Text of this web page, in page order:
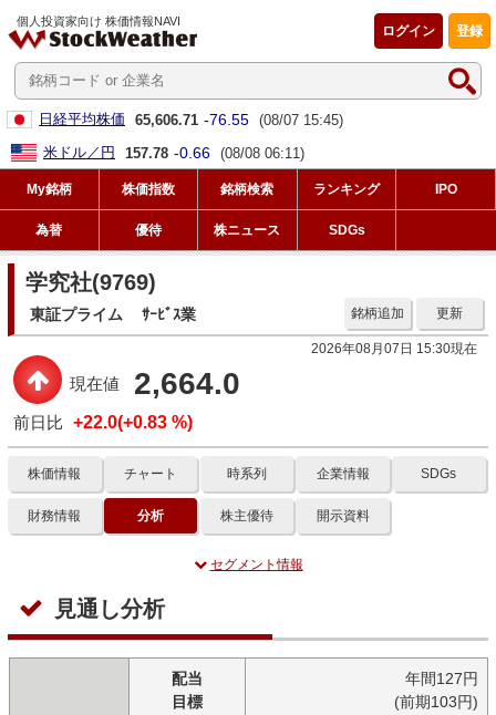
個人投資家向け 株価情報NAVI
登録
ログイン
日経平均株価 65,606.71 -76.55 (08/07 15:45)
米ドル／円
157.78 -0.66 (08/08 06:11)
My銘柄 株価指数 銘柄検索 ランキング IPO
為替 優待 株ニュース SDGs
学究社(9769)
東証プライム ｻｰﾋﾞｽ業 更新
銘柄追加
2026年08月07日 15:30現在
現在値 2,664.0
前日比 +22.0(+0.83 %)
株価情報 チャート 時系列 企業情報 SDGs
財務情報 分析 株主優待 開示資料
セグメント情報
見通し分析
配当
目標
年間127円
(前期103円)